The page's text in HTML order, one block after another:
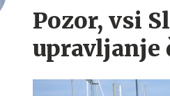
Pozor, vsi
upravljanje